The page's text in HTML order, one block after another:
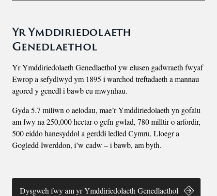
Yr Ymddiriedolaeth
Genedlaethol
Yr Ymddiriedolaeth Genedlaethol yw elusen gadwraeth fwyaf
Ewrop a sefydlwyd ym 1895 i warchod treftadaeth a mannau
agored y genedl i bawb eu mwynhau.
Gyda 5.7 miliwn o aelodau, mae’r Ymddiriedolaeth yn gofalu
am fwy na 250,000 hectar o gefn gwlad, 780 milltir o arfordir,
500 eiddo hanesyddol a gerddi ledled Cymru, Lloegr a
Gogledd Iwerddon, i’w cadw – i bawb, am byth.
Dysgwch fwy am yr Ymddiriedolaeth Genedlaethol